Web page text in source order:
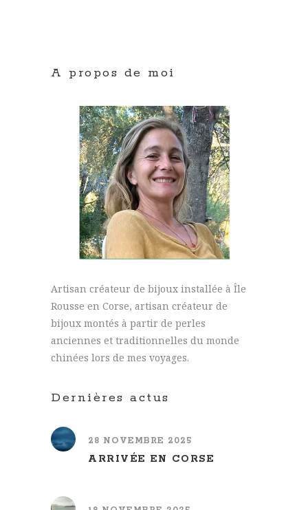
A propos de moi
Artisan créateur de bijoux installée à Île
Rousse en Corse, artisan créateur de
bijoux montés à partir de perles
anciennes et traditionnelles du monde
chinées lors de mes voyages.
Dernières actus
28 NOVEMBRE 2025
ARRIVÉE EN CORSE